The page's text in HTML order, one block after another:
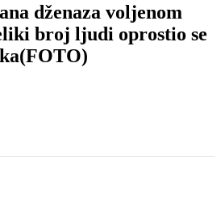
dženaza voljenom
broj ljudi oprostio se